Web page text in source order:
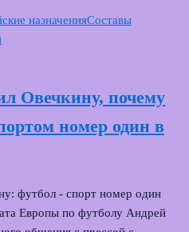
назначенияСоставы
Овечкину, почему
номер один в
футбол - спорт номер один
Европы по футболу Андрей